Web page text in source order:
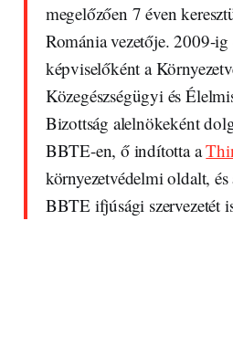
megelőzően 7 éven
Románia vezetője. 2009-
képviselőként a
Közegészségügyi és
Bizottság alelnökeként
BBTE-en, ő indította a
környezetvédelmi oldalt,
BBTE ifjúsági szervezetét